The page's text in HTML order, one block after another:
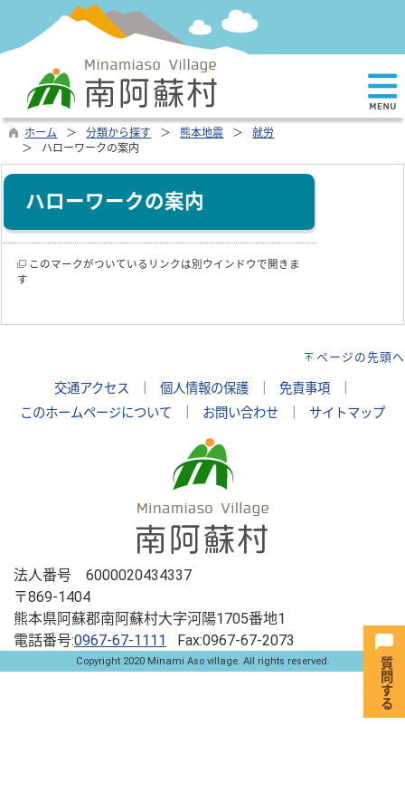
ホーム 分類から探す 熊本地震
就労
ハローワークの案内
ハローワークの案内
このマークがついているリンクは別ウインドウで開きま
す
ページの先頭へ
交通アクセス 個人情報の保護 免責事項
このホームページについて
お問い合わせ サイトマップ
法人番号 6000020434337
〒869-1404
熊本県阿蘇郡南阿蘇村大字河陽1705番地1
電話番号:0967-67-1111 Fax:0967-67-2073
Copyright 2020 Minami Aso village. All rights reserved.